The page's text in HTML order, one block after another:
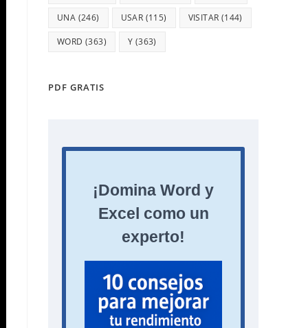
UNA (246) USAR (115) VISITAR (144)
WORD (363) Y (363)
PDF GRATIS